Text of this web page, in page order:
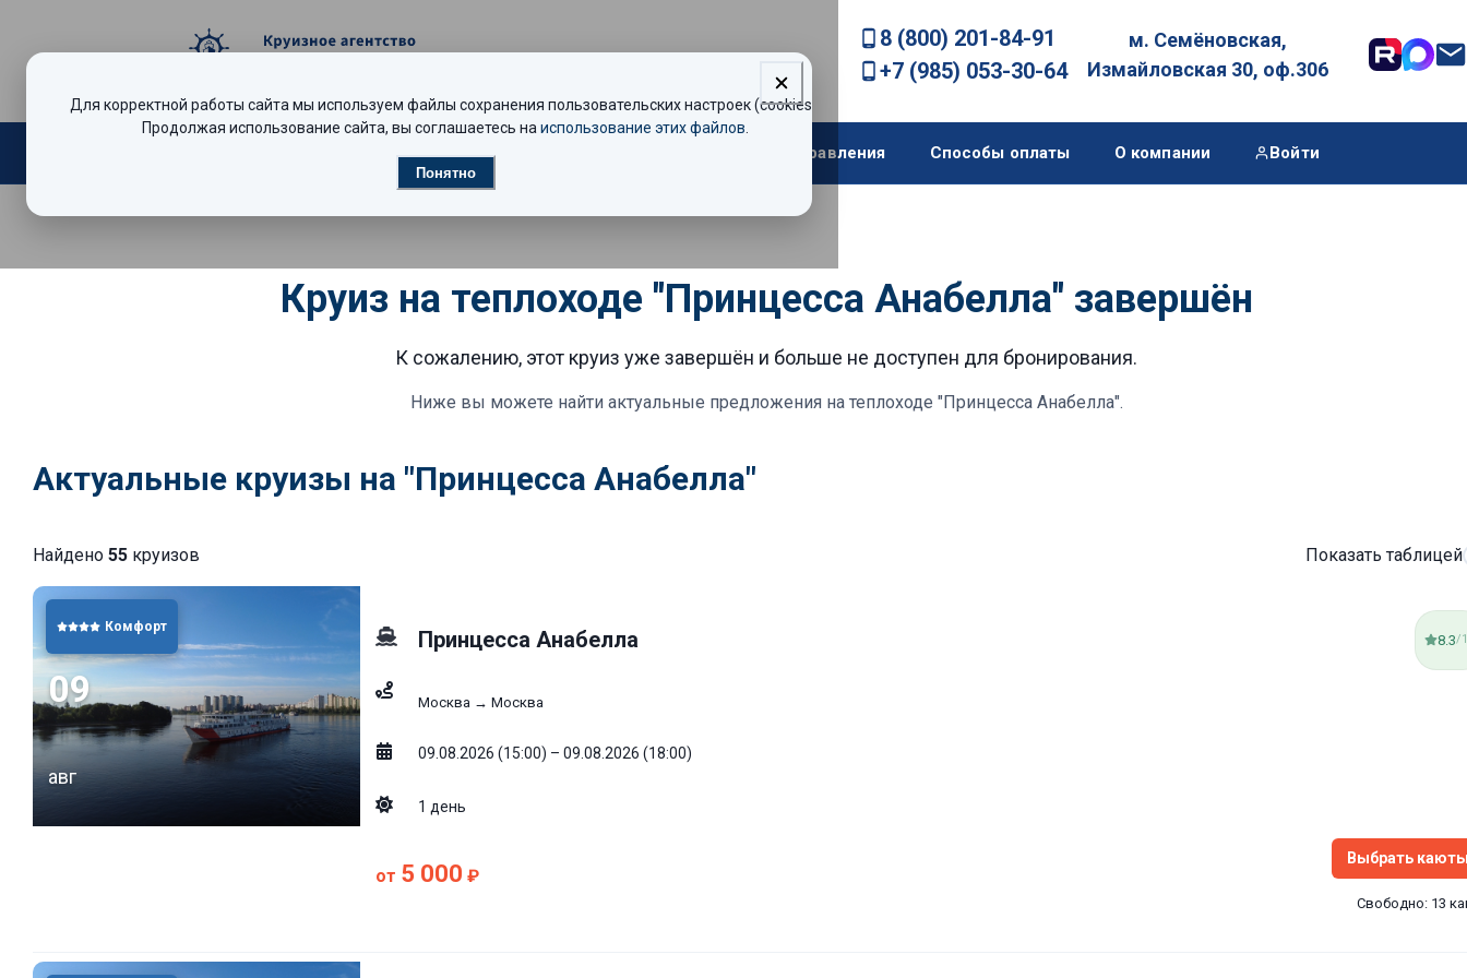
8 (800) 201-84-91
+7 (985) 053-30-64
м. Семёновская,
Измайловская 30, оф.306
Видеообзоры Рекомендации Направления Способы оплаты О компании Войти
Круиз на теплоходе "Принцесса Анабелла" завершён
К сожалению, этот круиз уже завершён и больше не доступен для бронирования.
Ниже вы можете найти актуальные предложения на теплоходе "Принцесса Анабелла".
Актуальные круизы на "Принцесса Анабелла"
Найдено 55 круизов Показать таблицей
Комфорт
09
авг
Принцесса Анабелла 8.3/
Москва → Москва
09.08.2026 (15:00) – 09.08.2026 (18:00)
1 день
от 5 000 ₽
Выбрать
Свободно: 13
Для корректной работы сайта мы используем файлы сохранения пользовательских настроек (cookies).
Продолжая использование сайта, вы соглашаетесь на использование этих файлов
Понятно